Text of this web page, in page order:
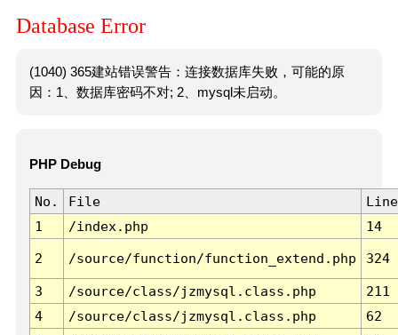
Database Error
(1040) 365建站错误警告：连接数据库失败，可能的原
因：1、数据库密码不对; 2、mysql未启动。
PHP Debug
No. File
Line
1
/index.php 14
2 /source/function/function_extend.php 324
3 /source/class/jzmysql.class.php
211
4
/source/class/jzmysql.class.php
62